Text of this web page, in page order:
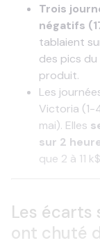
Trois
négatifs
tablaient
des pics du
produit.
Les
Victoria (1-
mai). Elles
sur 2
que 2 à 11
Les écarts
ont chuté